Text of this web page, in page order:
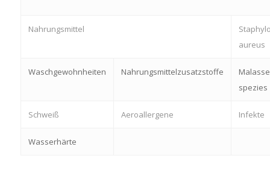
Nahrungsmittel
aureus
Waschgewohnheiten Nahrungsmittelzusatzstoffe
spezies
Schweiß Aeroallergene Infekte
Wasserhärte